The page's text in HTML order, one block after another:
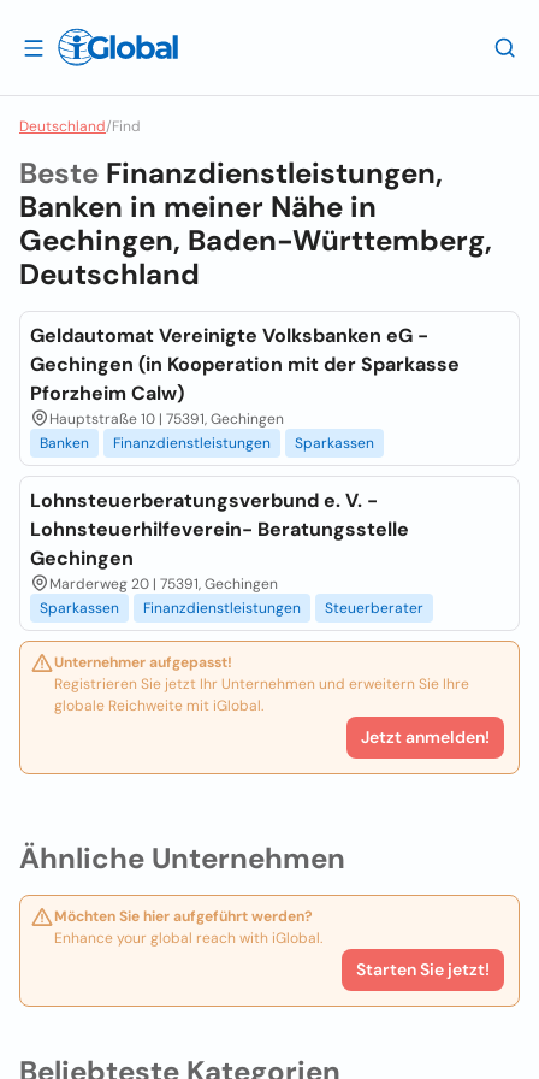
Deutschland/Find
Ähnliche Unternehmen
Möchten Sie hier aufgeführt werden?
Enhance your global reach with iGlobal.
Starten Sie jetzt!
Beste Finanzdienstleistungen,
Banken in meiner Nähe in
Gechingen, Baden-Württemberg,
Deutschland
Geldautomat Vereinigte Volksbanken eG -
Gechingen (in Kooperation mit der Sparkasse
Pforzheim Calw)
Hauptstraße 10 | 75391, Gechingen
Banken
Finanzdienstleistungen Sparkassen
Lohnsteuerberatungsverbund e. V. -
Lohnsteuerhilfeverein- Beratungsstelle
Gechingen
Marderweg 20 | 75391, Gechingen
Sparkassen
Finanzdienstleistungen Steuerberater
Unternehmer aufgepasst!
Registrieren Sie jetzt Ihr Unternehmen und erweitern Sie Ihre
globale Reichweite mit iGlobal.
Jetzt anmelden!
Beliebteste Kategorien